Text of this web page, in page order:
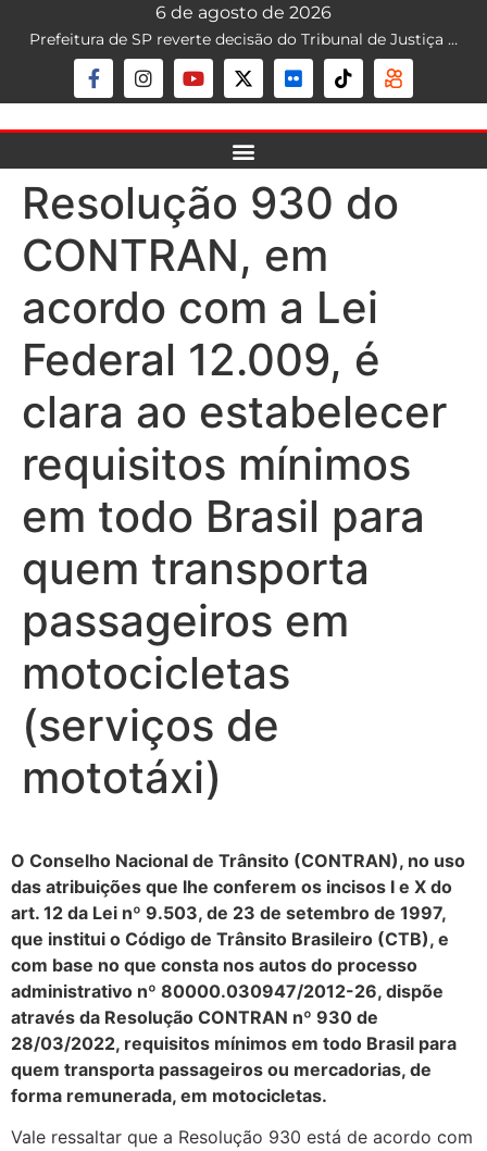
6 de agosto de 2026
Prefeitura de SP reverte decisão do Tribunal de Justiça que liberava mototáxi na capital; serviço segue proibido
Resolução 930 do
CONTRAN, em
acordo com a Lei
Federal 12.009, é
clara ao estabelecer
requisitos mínimos
em todo Brasil para
quem transporta
passageiros em
motocicletas
(serviços de
mototáxi)
O Conselho Nacional de Trânsito (CONTRAN), no uso
das atribuições que lhe conferem os incisos I e X do
art. 12 da Lei nº 9.503, de 23 de setembro de 1997,
que institui o Código de Trânsito Brasileiro (CTB), e
com base no que consta nos autos do processo
administrativo nº 80000.030947/2012-26, dispõe
através da Resolução CONTRAN nº 930 de
28/03/2022, requisitos mínimos em todo Brasil para
quem transporta passageiros ou mercadorias, de
forma remunerada, em motocicletas.
Vale ressaltar que a Resolução 930 está de acordo com